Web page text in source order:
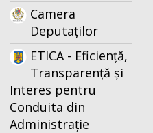
Camera
Deputaților
ETICA - Eficiență,
Transparență și
Interes pentru
Conduita din
Administrație